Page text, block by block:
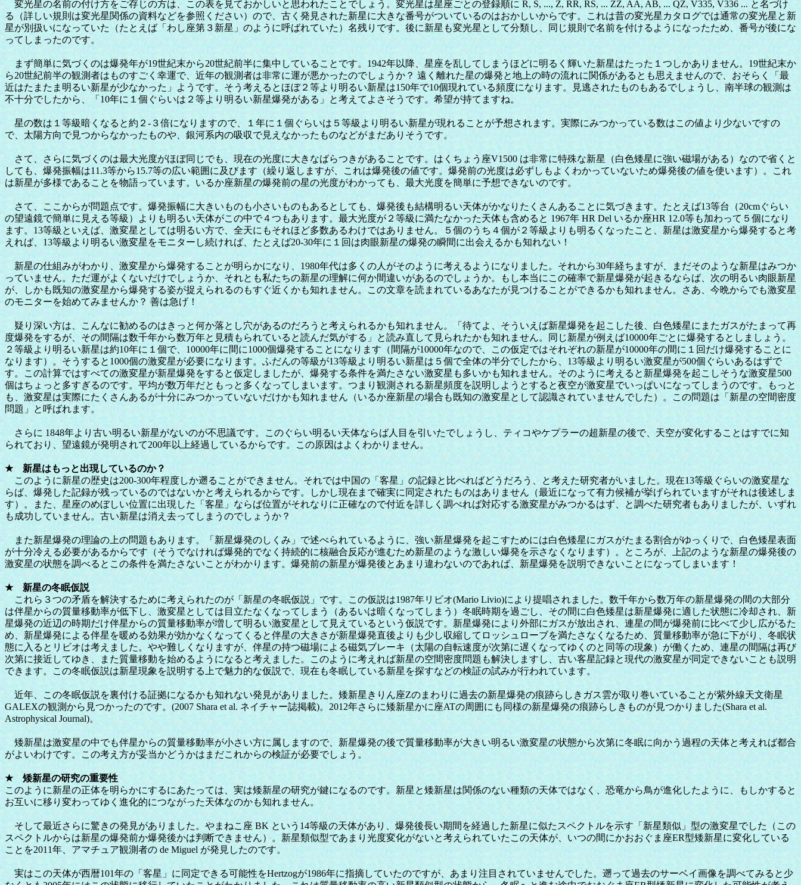
変光星の名前の付け方をご存じの方は、この表を見ておかしいと思われたことでしょう。変光星は星座ごとの登録順に R, S, ..., Z, RR, RS, ... ZZ, AA, AB, ... QZ, V335, V336 ... と名づけ
る（詳しい規則は変光星関係の資料などを参照ください）ので、古く発見された新星に大きな番号がついているのはおかしいからです。これは昔の変光星カタログでは通常の変光星と新
星が別扱いになっていた（たとえば「わし座第３新星」のように呼ばれていた）名残りです。後に新星も変光星として分類し、同じ規則で名前を付けるようになったため、番号が後にな
ってしまったのです。
まず簡単に気づくのは爆発年が19世紀末から20世紀前半に集中していることです。1942年以降、星座を乱してしまうほどに明るく輝いた新星はたった１つしかありません。19世紀末か
ら20世紀前半の観測者はものすごく幸運で、近年の観測者は非常に運が悪かったのでしょうか？ 遠く離れた星の爆発と地上の時の流れに関係があるとも思えませんので、おそらく「最
近はたまたま明るい新星が少なかった」ようです。そう考えるとほぼ２等より明るい新星は150年で10個現れている頻度になります。見逃されたものもあるでしょうし、南半球の観測は
不十分でしたから、「10年に１個ぐらいは２等より明るい新星爆発がある」と考えてよさそうです。希望が持てますね。
星の数は１等級暗くなると約２-３倍になりますので、１年に１個ぐらいは５等級より明るい新星が現れることが予想されます。実際にみつかっている数はこの値より少ないですの
で、太陽方向で見つからなかったものや、銀河系内の吸収で見えなかったものなどがまだありそうです。
さて、さらに気づくのは最大光度がほぼ同じでも、現在の光度に大きなばらつきがあることです。はくちょう座V1500 は非常に特殊な新星（白色矮星に強い磁場がある）なので省くと
しても、爆発振幅は11.3等から15.7等の広い範囲に及びます（繰り返しますが、これは爆発後の値です。爆発前の光度は必ずしもよくわかっていないため爆発後の値を使います）。これ
は新星が多様であることを物語っています。いるか座新星の爆発前の星の光度がわかっても、最大光度を簡単に予想できないのです。
さて、ここからが問題点です。爆発振幅に大きいものも小さいものもあるとしても、爆発後も結構明るい天体がかなりたくさんあることに気づきます。たとえば13等台（20cmぐらい
の望遠鏡で簡単に見える等級）よりも明るい天体がこの中で４つもあります。最大光度が２等級に満たなかった天体も含めると 1967年 HR Del いるか座HR 12.0等も加わって５個になり
ます。13等級といえば、激変星としては明るい方で、全天にもそれほど多数あるわけではありません。５個のうち４個が２等級よりも明るくなったこと、新星は激変星から爆発すると考
えれば、13等級より明るい激変星をモニターし続ければ、たとえば20-30年に１回は肉眼新星の爆発の瞬間に出会えるかも知れない！
新星の仕組みがわかり、激変星から爆発することが明らかになり、1980年代は多くの人がそのように考えるようになりました。それから30年経ちますが、まだそのような新星はみつか
っていません。ただ運がよくないだけでしょうか、それとも私たちの新星の理解に何か間違いがあるのでしょうか。もし本当にこの確率で新星爆発が起きるならば、次の明るい肉眼新星
が、しかも既知の激変星から爆発する姿が捉えられるのもすぐ近くかも知れません。この文章を読まれているあなたが見つけることができるかも知れません。さあ、今晩からでも激変星
のモニターを始めてみませんか？ 善は急げ！
疑り深い方は、こんなに勧めるのはきっと何か落とし穴があるのだろうと考えられるかも知れません。「待てよ、そういえば新星爆発を起こした後、白色矮星にまたガスがたまって再
度爆発をするが、その間隔は数千年から数万年と見積もられていると読んだ気がする」と読み直して見られたかも知れません。同じ新星が例えば10000年ごとに爆発するとしましょう。
２等級より明るい新星は約10年に１個で、10000年に間に1000個爆発することになります（間隔が10000年なので、この仮定ではそれぞれの新星が10000年の間に１回だけ爆発することに
なります）。そうすると1000個の激変星が必要になります。ふだんの等級が13等級より明るい新星は５個で全体の半分でしたから、13等級より明るい激変星が500個ぐらいあるはずで
す。この計算ではすべての激変星が新星爆発をすると仮定しましたが、爆発する条件を満たさない激変星も多いかも知れません。そのように考えると新星爆発を起こしそうな激変星500
個はちょっと多すぎるのです。平均が数万年だともっと多くなってしまいます。つまり観測される新星頻度を説明しようとすると夜空が激変星でいっぱいになってしまうのです。もっと
も、激変星は実際にたくさんあるが十分にみつかっていないだけかも知れません（いるか座新星の場合も既知の激変星として認識されていませんでした）。この問題は「新星の空間密度
問題」と呼ばれます。
さらに 1848年より古い明るい新星がないのが不思議です。このぐらい明るい天体ならば人目を引いたでしょうし、ティコやケプラーの超新星の後で、天空が変化することはすでに知
られており、望遠鏡が発明されて200年以上経過しているからです。この原因はよくわかりません。
★ 新星はもっと出現しているのか？
このように新星の歴史は200-300年程度しか遡ることができません。それでは中国の「客星」の記録と比べればどうだろう、と考えた研究者がいました。現在13等級ぐらいの激変星な
らば、爆発した記録が残っているのではないかと考えられるからです。しかし現在まで確実に同定されたものはありません（最近になって有力候補が挙げられていますがそれは後述しま
す）。また、星座のめぼしい位置に出現した「客星」ならば位置がそれなりに正確なので付近を詳しく調べれば対応する激変星がみつかるはず、と調べた研究者もありましたが、いずれ
も成功していません。古い新星は消え去ってしまうのでしょうか？
また新星爆発の理論の上の問題もあります。「新星爆発のしくみ」で述べられているように、強い新星爆発を起こすためには白色矮星にガスがたまる割合がゆっくりで、白色矮星表面
が十分冷える必要があるからです（そうでなければ爆発的でなく持続的に核融合反応が進むため新星のような激しい爆発を示さなくなります）。ところが、上記のような新星の爆発後の
激変星の状態を調べるとこの条件を満たさないことがわかります。爆発前の新星が爆発後とあまり違わないのであれば、新星爆発を説明できないことになってしまいます！
★ 新星の冬眠仮説
これら３つの矛盾を解決するために考えられたのが「新星の冬眠仮説」です。この仮説は1987年リビオ(Mario Livio)により提唱されました。数千年から数万年の新星爆発の間の大部分
は伴星からの質量移動率が低下し、激変星としては目立たなくなってしまう（あるいは暗くなってしまう）冬眠時期を過ごし、その間に白色矮星は新星爆発に適した状態に冷却され、新
星爆発の近辺の時期だけ伴星からの質量移動率が増して明るい激変星として見えているという仮説です。新星爆発により外部にガスが放出され、連星の間が爆発前に比べて少し広がるた
め、新星爆発による伴星を暖める効果が効かなくなってくると伴星の大きさが新星爆発直後よりも少し収縮してロッシュローブを満たさなくなるため、質量移動率が急に下がり、冬眠状
態に入るとリビオは考えました。やや難しくなりますが、伴星の持つ磁場による磁気ブレーキ（太陽の自転速度が次第に遅くなってゆくのと同等の現象）が働くため、連星の間隔は再び
次第に接近してゆき、また質量移動を始めるようになると考えました。このように考えれば新星の空間密度問題も解決しますし、古い客星記録と現代の激変星が同定できないことも説明
できます。この冬眠仮説は新星現象を説明する上で魅力的な仮説で、現在も冬眠している新星を探すなどの検証の試みが行われています。
近年、この冬眠仮説を裏付ける証拠になるかも知れない発見がありました。矮新星きりん座Zのまわりに過去の新星爆発の痕跡らしきガス雲が取り巻いていることが紫外線天文衛星
GALEXの観測から見つかったのです。(2007 Shara et al. ネイチャー誌掲載)。2012年さらに矮新星かに座ATの周囲にも同様の新星爆発の痕跡らしきものが見つかりました(Shara et al.
Astrophysical Journal)。
矮新星は激変星の中でも伴星からの質量移動率が小さい方に属しますので、新星爆発の後で質量移動率が大きい明るい激変星の状態から次第に冬眠に向かう過程の天体と考えれば都合
がよいわけです。この考え方が妥当かどうかはまだこれからの検証が必要でしょう。
★ 矮新星の研究の重要性
このように新星の正体を明らかにするにあたっては、実は矮新星の研究が鍵になるのです。新星と矮新星は関係のない種類の天体ではなく、恐竜から鳥が進化したように、もしかすると
お互いに移り変わってゆく進化的につながった天体なのかも知れません。
そして最近さらに驚きの発見がありました。やまねこ座 BK という14等級の天体があり、爆発後長い期間を経過した新星に似たスペクトルを示す「新星類似」型の激変星でした（この
スペクトルからは新星の爆発前か爆発後かは判断できません）。新星類似型であまり光度変化がないと考えられていたこの天体が、いつの間にかおおぐま座ER型矮新星に変化している
ことを2011年、アマチュア観測者の de Miguel が発見したのです。
実はこの天体が西暦101年の「客星」に同定できる可能性をHertzogが1986年に指摘していたのですが、あまり注目されていませんでした。遡って過去のサーベイ画像を調べてみると少